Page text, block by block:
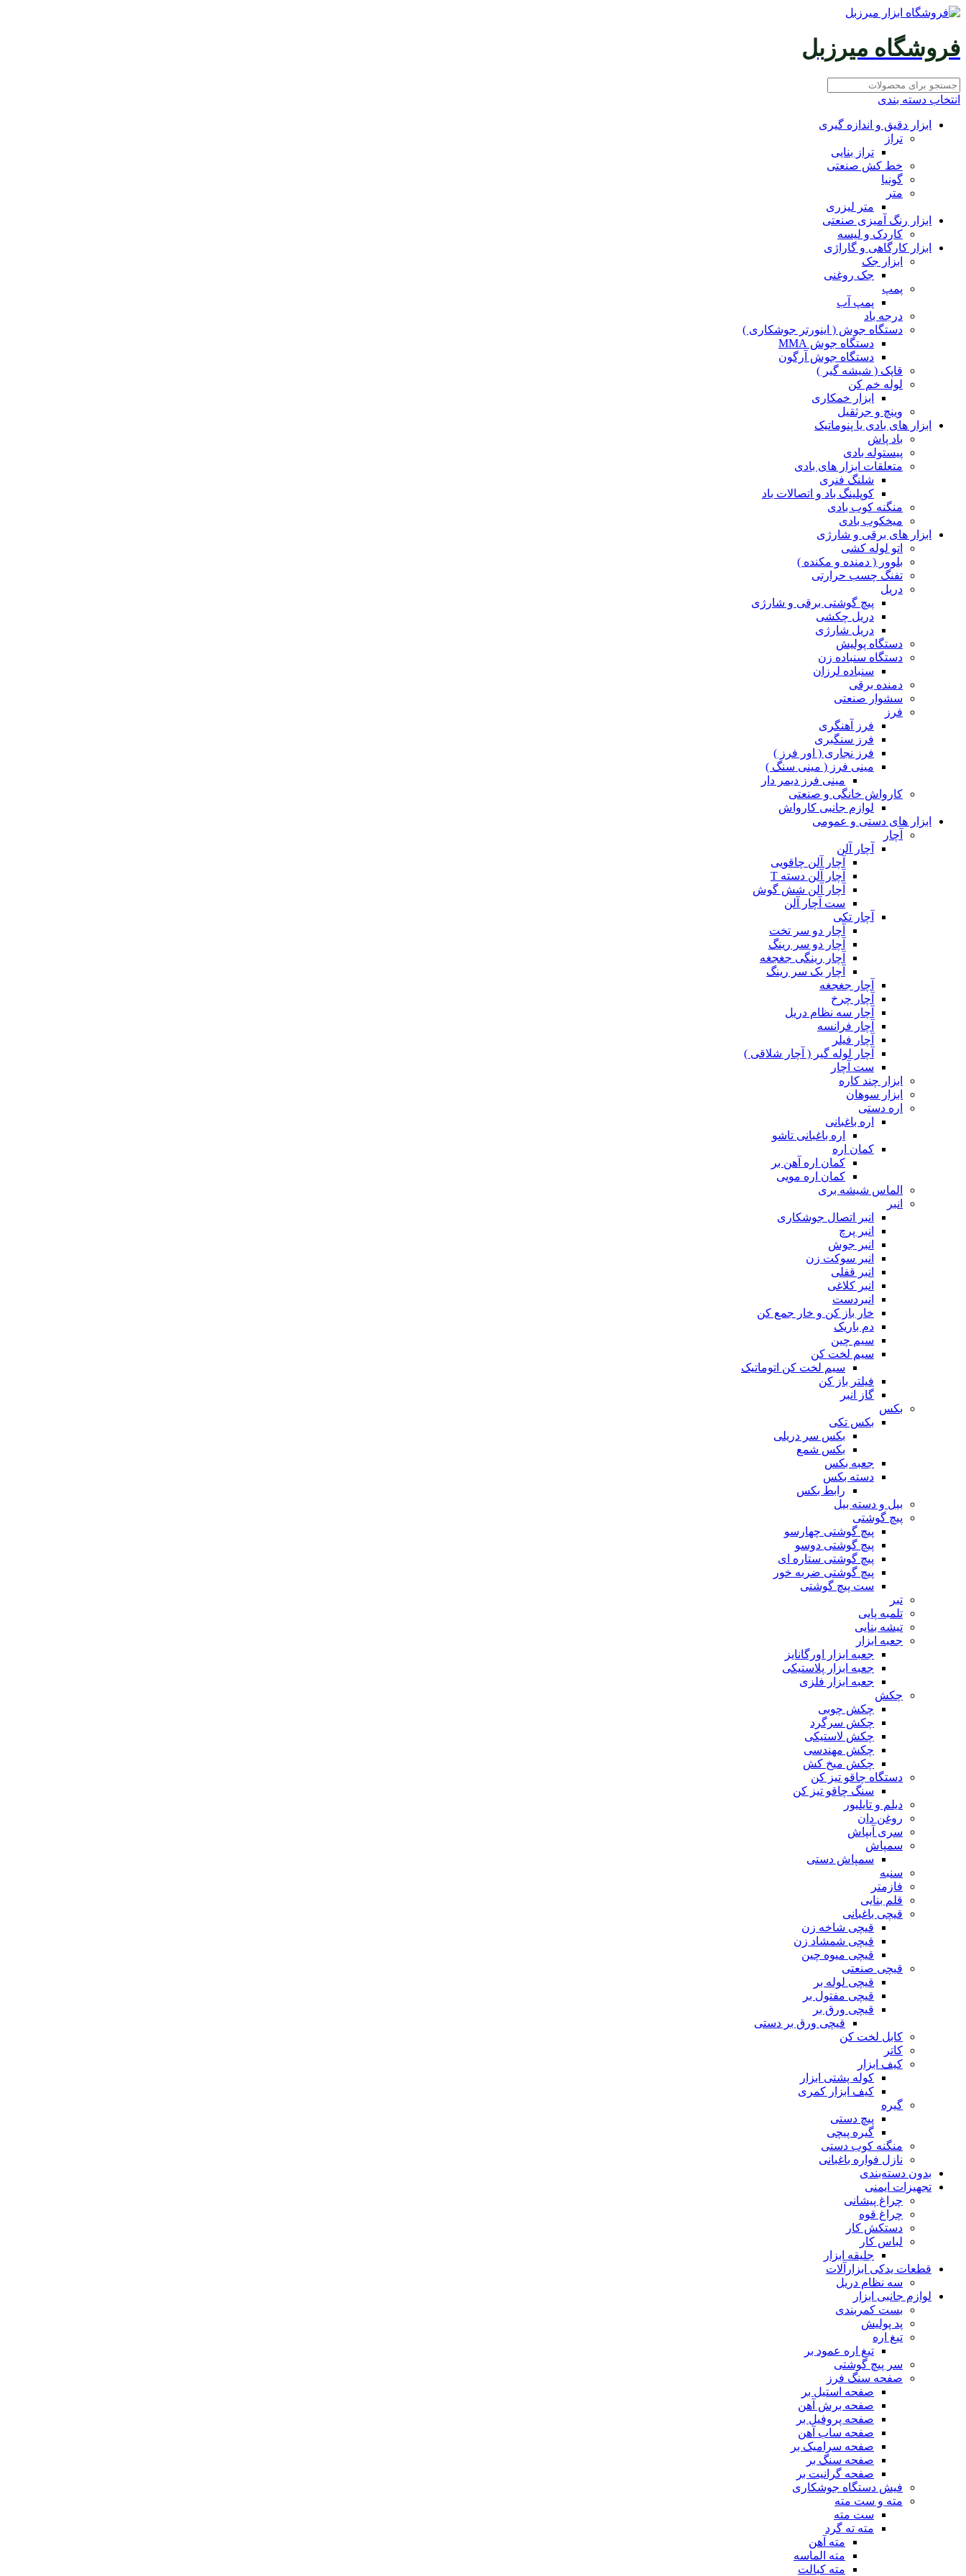
فروشگاه میرزبل
انتخاب دسته بندی
ابزار دقیق و اندازه گیری
تراز
تراز بنایی
خط کش صنعتی
گونیا
متر
متر لیزری
ابزار رنگ آمیزی صنعتی
کاردک و لیسه
ابزار کارگاهی و گاراژی
ابزار جک
جک روغنی
پمپ
پمپ آب
درجه باد
دستگاه جوش ( اینورتر جوشکاری )
دستگاه جوش MMA
دستگاه جوش آرگون
قاپک ( شیشه گیر )
لوله خم کن
ابزار خمکاری
وینچ و جرثقیل
ابزار های بادی یا پنوماتیک
باد پاش
پیستوله بادی
متعلقات ابزار های بادی
شلنگ فنری
کوپلینگ باد و اتصالات باد
منگنه کوب بادی
میخکوب بادی
ابزار های برقی و شارژی
اتو لوله کشی
بلوور ( دمنده و مکنده )
تفنگ چسب حرارتی
دریل
پیچ گوشتی برقی و شارژی
دریل چکشی
دریل شارژی
دستگاه پولیش
دستگاه سنباده زن
سنباده لرزان
دمنده برقی
سشوار صنعتی
فرز
فرز آهنگری
فرز سنگبری
فرز نجاری ( اور فرز )
مینی فرز ( مینی سنگ )
مینی فرز دیمر دار
کارواش خانگی و صنعتی
لوازم جانبی کارواش
ابزار های دستی و عمومی
آچار
آچار آلن
آچار آلن چاقویی
آچار آلن دسته T
آچار آلن شش گوش
ست آچار آلن
آچار تکی
آچار دو سر تخت
آچار دو سر رینگ
آچار رینگی جغجغه
آچار یک سر رینگ
آچار جغجغه
آچار چرخ
آچار سه نظام دریل
آچار فرانسه
آچار فیلر
آچار لوله گیر ( آچار شلاقی )
ست آچار
ابزار چند کاره
ابزار سوهان
اره دستی
اره باغبانی
اره باغبانی تاشو
کمان اره
کمان اره آهن بر
کمان اره مویی
الماس شیشه بری
انبر
انبر اتصال جوشکاری
انبر پرچ
انبر جوش
انبر سوکت زن
انبر قفلی
انبر کلاغی
انبردست
خار باز کن و خار جمع کن
دم باریک
سیم چین
سیم لخت کن
سیم لخت کن اتوماتیک
فیلتر باز کن
گاز انبر
بکس
بکس تکی
بکس سر دریلی
بکس شمع
جعبه بکس
دسته بکس
رابط بکس
بیل و دسته بیل
پیچ گوشتی
پیچ گوشتی چهارسو
پیچ گوشتی دوسو
پیچ گوشتی ستاره‌ ای
پیچ گوشتی ضربه خور
ست پیچ گوشتی
تبر
تلمبه پایی
تیشه بنایی
جعبه ابزار
جعبه ابزار اورگانایز
جعبه ابزار پلاستیکی
جعبه ابزار فلزی
چکش
چکش چوبی
چکش سرگرد
چکش لاستیکی
چکش مهندسی
چکش میخ کش
دستگاه چاقو تیز کن
سنگ چاقو تیز کن
دیلم و تایلیور
روغن دان
سری آبپاش
سمپاش
سمپاش دستی
سنبه
فازمتر
قلم بنایی
قیچی باغبانی
قیچی شاخه زن
قیچی شمشاد زن
قیچی میوه چین
قیچی صنعتی
قیچی لوله بر
قیچی مفتول بر
قیچی ورق بر
قیچی ورق بر دستی
کابل لخت کن
کاتر
کیف ابزار
کوله پشتی ابزار
کیف ابزار کمری
گیره
پیچ دستی
گیره پیچی
منگنه کوب دستی
نازل فواره باغبانی
بدون دسته‌بندی
تجهیزات ایمنی
چراغ پیشانی
چراغ قوه
دستکش کار
لباس کار
جلیقه ابزار
قطعات یدکی ابزارآلات
سه نظام دریل
لوازم جانبی ابزار
بست کمربندی
پد پولیش
تیغ اره
تیغ اره عمود بر
سر پیچ گوشتی
صفحه سنگ فرز
صفحه استیل بر
صفحه برش آهن
صفحه پروفیل بر
صفحه ساب آهن
صفحه سرامیک بر
صفحه سنگ بر
صفحه گرانیت بر
فیش دستگاه جوشکاری
مته و ست مته
ست مته
مته ته گرد
مته آهن
مته الماسه
مته کبالت